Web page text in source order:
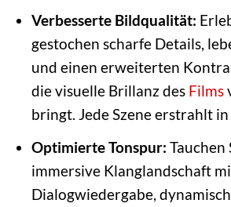
Verbesserte Bildqualität:
gestochen scharfe Details,
und einen erweiterten
die visuelle Brillanz des Films
bringt. Jede Szene erstrahlt
Optimierte Tonspur: Tauchen
immersive Klanglandschaft
Dialogwiedergabe,